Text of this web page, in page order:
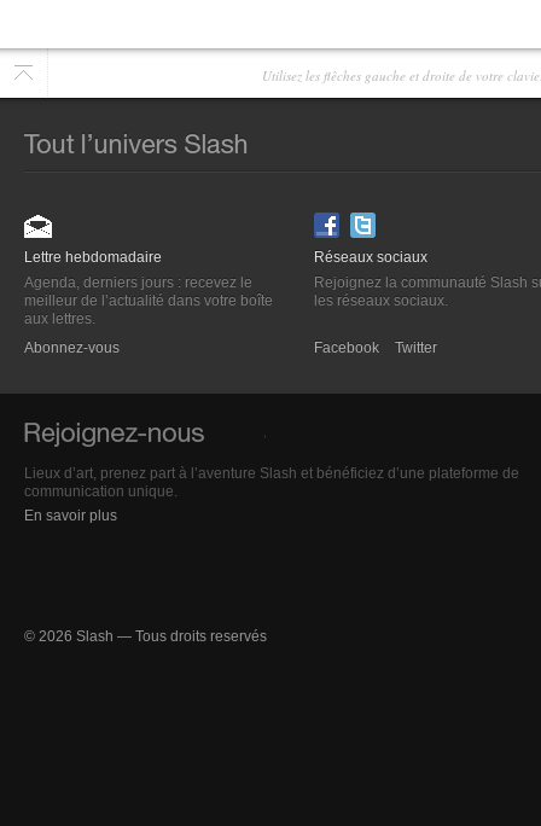
Utilisez les flêches gauche et droite de votre
Lettre hebdomadaire
Agenda, derniers jours : recevez le
meilleur de l’actualité dans votre boîte
aux lettres.
Abonnez-vous
Réseaux sociaux
Rejoignez la communauté Slash
les réseaux sociaux.
Facebook Twitter
Lieux d’art, prenez part à l’aventure Slash et bénéficiez d’une plateforme de
communication unique.
En savoir plus
© 2026 Slash — Tous droits reservés